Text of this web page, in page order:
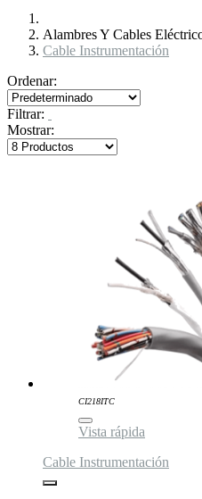
Alambres Y Cables
Cable Instrumentación
Ordenar:
Filtrar:
Mostrar:
CI218ITC
Vista rápida
Cable Instrumentación